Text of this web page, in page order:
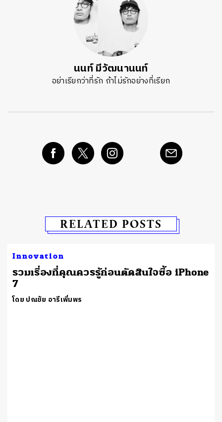
นนท์ มีวัฒนานนท์
อย่าเรียกว่าที่รัก ถ้าไม่รักอย่างที่เรียก
RELATED POSTS
Innovation
รวมเรื่องที่คุณควรรู้ก่อนตัดสินใจซื้อ iPhone
7
โดย ปณชัย อารีเพิ่มพร